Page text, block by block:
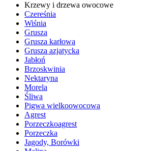
Krzewy i drzewa owocowe
Czereśnia
Wiśnia
Grusza
Grusza karłowa
Grusza azjatycka
Jabłoń
Brzoskwinia
Nektaryna
Morela
Śliwa
Pigwa wielkoowocowa
Agrest
Porzeczkoagrest
Porzeczka
Jagody, Borówki